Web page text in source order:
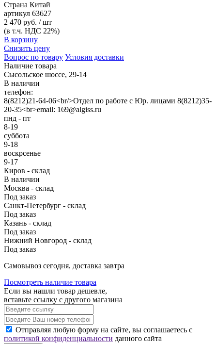
Страна Китай
артикул 63627
2 470 руб. / шт
(в т.ч. НДС 22%)
В корзину
Снизить цену
Вопрос по товару Условия доставки
Наличие товара
Сысольское шоссе, 29-14
В наличии
телефон:
8(8212)21-64-06<br/>Отдел по работе с Юр. лицами 8(8212)35-
20-35<br>email: 169@algiss.ru
пнд - пт
8-19
суббота
9-18
воскрсенье
9-17
Киров - склад
В наличии
Москва - склад
Под заказ
Санкт-Петербург - склад
Под заказ
Казань - склад
Под заказ
Нижний Новгород - склад
Под заказ
Cамовывоз сегодня, доставка завтра
Посмотреть наличие товара
Если вы нашли товар дешевле,
вставьте ссылку с другого магазина
Отправляя любую форму на сайте, вы соглашаетесь с
политикой конфиденциальности данного сайта